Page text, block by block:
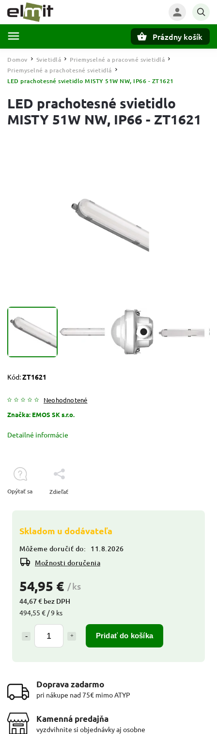
Prázdny košík
Domov / Svietidlá / Priemyselné a pracovné svietidlá /
Priemyselné a prachotesné svietidlá /
LED prachotesné svietidlo MISTY 51W NW, IP66 - ZT1621
LED prachotesné svietidlo
MISTY 51W NW, IP66 - ZT1621
Kód:ZT1621
Neohodnotené
Značka: EMOS SK s.r.o.
54,95 € / ks
44,67 € bez DPH
494,55 € / 9 ks
Pridať do košíka
Skladom u dodávateľa
Môžeme doručiť do:
11.8.2026
Možnosti doručenia
Detailné informácie
Opýtať sa Zdieľať
Doprava zadarmo
pri nákupe nad 75€ mimo ATYP
Kamenná predajňa
vyzdvihnite si objednávky aj osobne